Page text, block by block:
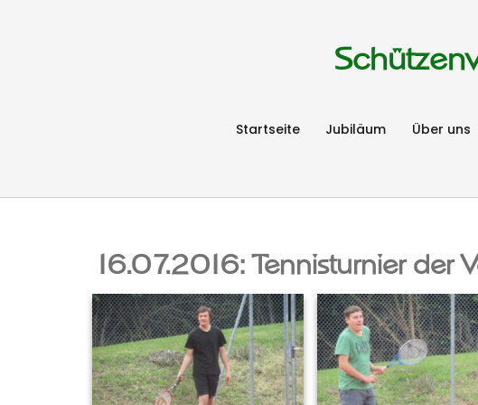
Startseite Jubiläum Über uns
16.07.2016: Tennisturnier der